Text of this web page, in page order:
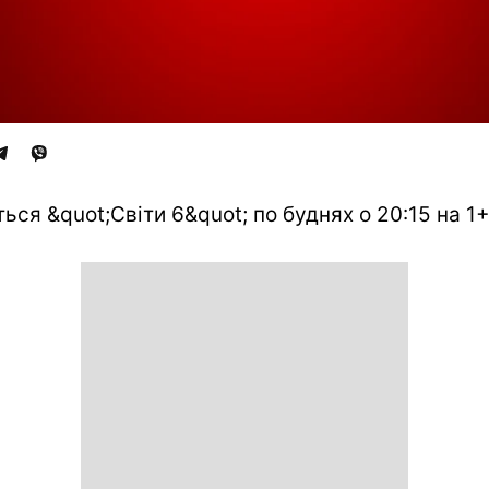
&quot;Світи 6&quot; по буднях о 20:15 на